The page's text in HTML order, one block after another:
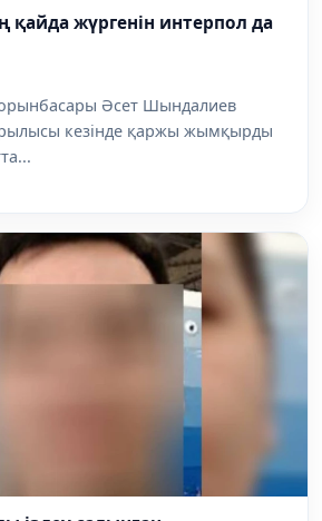
қайда жүргенін интерпол да
Әсет Шындалиев
кезінде қаржы жымқырды